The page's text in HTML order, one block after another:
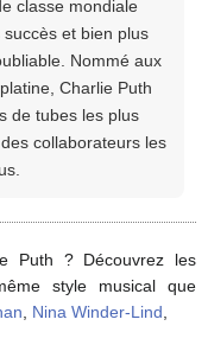
classe mondiale
et bien plus
Nommé aux
Charlie Puth
de tubes les plus
collaborateurs les
Puth ? Découvrez les
style musical que
Nina Winder-Lind